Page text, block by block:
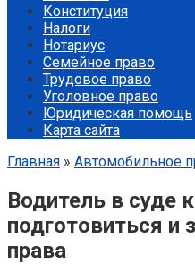
Конституция
Налоги
Нотариус
Семейное право
Трудовое право
Уголовное право
Юридическая помощь
Карта сайта
Главная » Автомобильное
Водитель в суде
подготовиться и
права